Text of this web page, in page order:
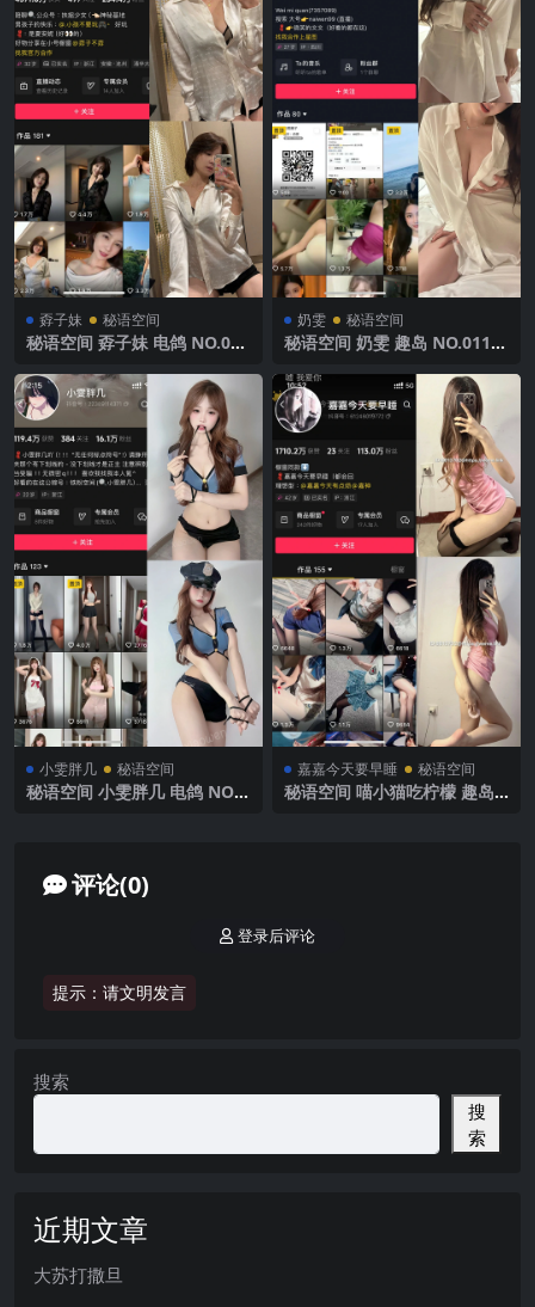
孬子妹 秘语空间
秘语空间 孬子妹 电鸽 NO.002
奶雯 秘语空间
秘语空间 奶雯 趣岛 NO.011期
小雯胖几 秘语空间
秘语空间 小雯胖几 电鸽 NO.0
嘉嘉今天要早睡 秘语空间
秘语空间 喵小猫吃柠檬 趣岛
评论(0)
提示：请文明发言
登录后评论
搜索
搜
索
近期文章
大苏打撒旦